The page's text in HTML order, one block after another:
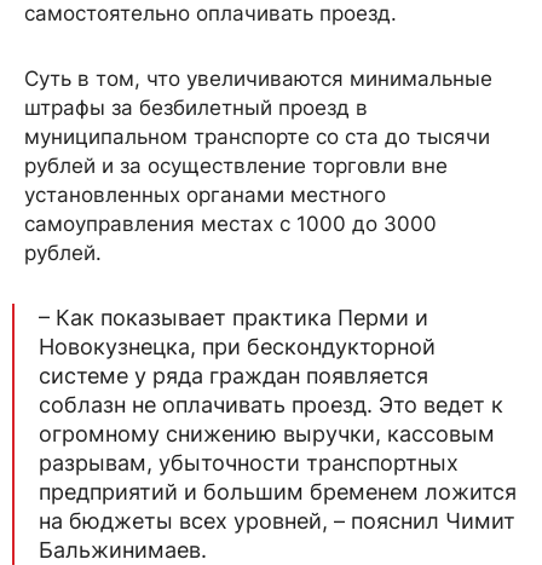
самостоятельно оплачивать проезд.
Суть в том, что увеличиваются минимальные
штрафы за безбилетный проезд в
муниципальном транспорте со ста до тысячи
рублей и за осуществление торговли вне
установленных органами местного
самоуправления местах с 1000 до 3000
рублей.
– Как показывает практика Перми и
Новокузнецка, при бескондукторной
системе у ряда граждан появляется
соблазн не оплачивать проезд. Это ведет к
огромному снижению выручки, кассовым
разрывам, убыточности транспортных
предприятий и большим бременем ложится
на бюджеты всех уровней, – пояснил Чимит
Бальжинимаев.